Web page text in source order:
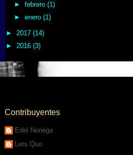
► febrero (1)
► enero (1)
► 2017 (14)
► 2016 (3)
Contribuyentes
Edel Noriega
Lets Quo